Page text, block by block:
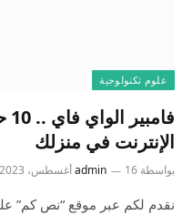
علوم تكنولوجية
الإنترنت في منزلك
بواسطة admin 16 أغسطس، 2023
نقدم لكم عبر موقع “نص كم”